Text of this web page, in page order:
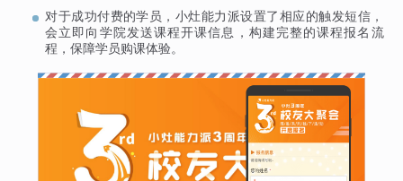
对于成功付费的学员，小灶能力派设置了相应的触发短信，
会立即向学院发送课程开课信息，构建完整的课程报名流
程，保障学员购课体验。